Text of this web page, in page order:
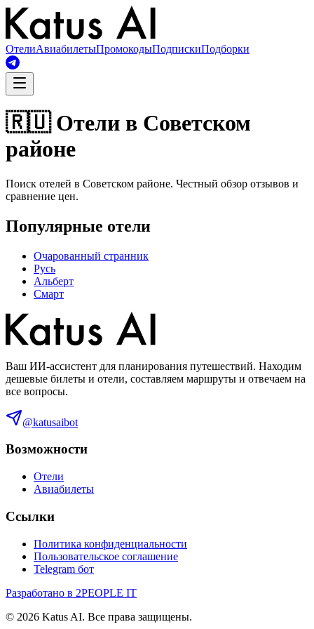
ОтелиАвиабилетыПромокодыПодпискиПодборки
🇷🇺 Отели в Советском
районе
Поиск отелей в Советском районе. Честный обзор отзывов и
сравнение цен.
Популярные отели
Очарованный странник
Русь
Альберт
Смарт
Ваш ИИ-ассистент для планирования путешествий. Находим
дешевые билеты и отели, составляем маршруты и отвечаем на
все вопросы.
@katusaibot
Возможности
Отели
Авиабилеты
Ссылки
Политика конфиденциальности
Пользовательское соглашение
Telegram бот
Разработано в 2PEOPLE IT
© 2026 Katus AI. Все права защищены.